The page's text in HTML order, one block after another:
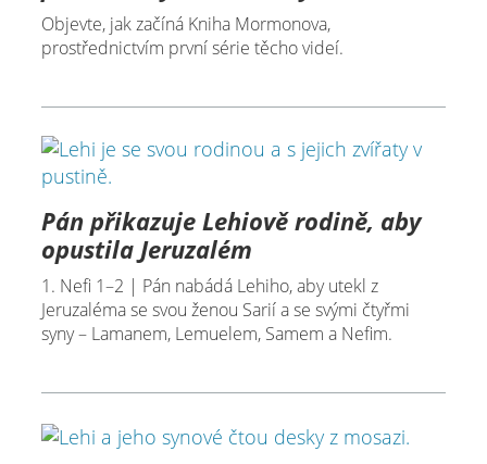
Objevte, jak začíná Kniha Mormonova,
prostřednictvím první série těcho videí.
Pán přikazuje Lehiově rodině, aby
opustila Jeruzalém
1. Nefi 1–2 | Pán nabádá Lehiho, aby utekl z
Jeruzaléma se svou ženou Sarií a se svými čtyřmi
syny – Lamanem, Lemuelem, Samem a Nefim.